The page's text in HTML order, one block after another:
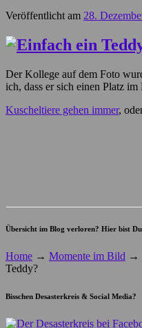
Veröffentlicht am 28.
Der Kollege auf dem Foto
ich, dass er sich einen Platz
Kuscheltiere gehen immer,
Übersicht im Blog verloren? Hier bist
Home → Momente im Bild →
Teddy?
Bisschen Desasterkreis & Social Media?